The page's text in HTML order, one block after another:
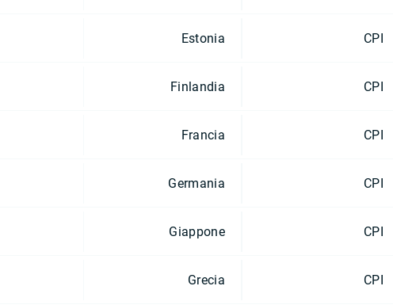
Estonia CPI
Finlandia CPI
Francia CPI
Germania CPI
Giappone CPI
Grecia CPI